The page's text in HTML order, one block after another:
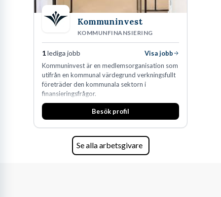
Kommuninvest
KOMMUNFINANSIERING
1lediga jobb
Visa jobb
Kommuninvest är en medlemsorganisation som
utifrån en kommunal värdegrund verkningsfullt
företräder den kommunala sektorn i
finansieringsfrågor.
Besök profil
Se alla arbetsgivare